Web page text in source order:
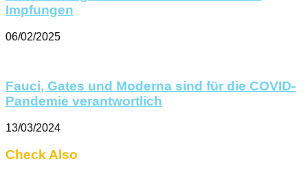
Impfungen
06/02/2025
Fauci, Gates und Moderna sind für die COVID-
Pandemie verantwortlich
13/03/2024
Check Also